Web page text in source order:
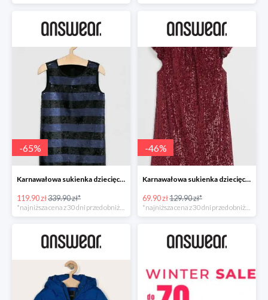
-65%
Karnawałowa sukienka dziecięca GUESS JEANS
119.90 zł339.90 zł*
-46%
Karnawałowa sukienka dziecięca MANGO KIDS
69.90 zł129.90 zł*